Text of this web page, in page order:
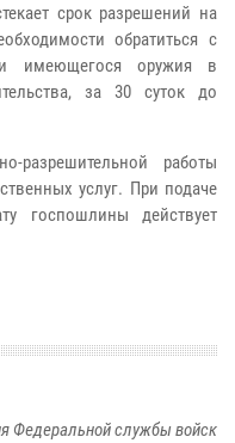
срок разрешений на
обратиться с
имеющегося оружия в
за 30 суток до
разрешительной работы
услуг. При подаче
госпошлины действует
Федеральной службы войск